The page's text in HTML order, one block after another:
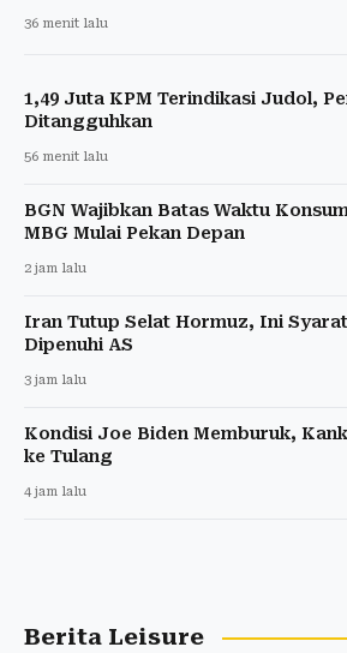
36 menit lalu
1,49 Juta KPM Terindikasi Judol,
Ditangguhkan
56 menit lalu
BGN Wajibkan Batas Waktu
MBG Mulai Pekan Depan
2 jam lalu
Iran Tutup Selat Hormuz, Ini
Dipenuhi AS
3 jam lalu
Kondisi Joe Biden Memburuk,
ke Tulang
4 jam lalu
Berita Leisure